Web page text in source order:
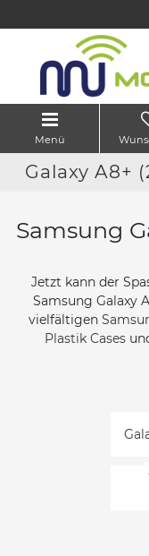
Menü
Galaxy A8+
Samsung
Jetzt kann der
Samsung Galaxy
vielfältigen
Plastik Cases